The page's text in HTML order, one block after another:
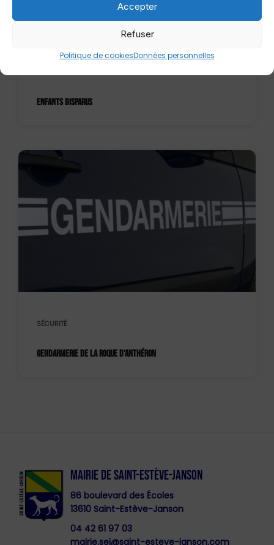
Accepter
Refuser
Politique de cookiesDonnées personnelles
ENFANTS DISPARUS
SÉCURITÉ
GENDARMERIE DE LA ROQUE D’ANTHÉRON
MAIRIE DE SAINT-ESTÈVE-JANSON
86 boulevard des Écoles
13610 Saint-Estève-Janson
04 42 61 97 03
mairie.sej@saint-esteve-janson.com